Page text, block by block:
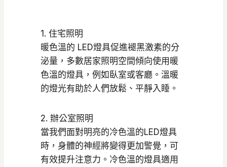
1. 住宅照明
暖色溫的 LED燈具促進褪黑激素的分
泌量，多數居家照明空間傾向使用暖
色溫的燈具，例如臥室或客廳。溫暖
的燈光有助於人們放鬆、平靜入睡。
2. 辦公室照明
當我們面對明亮的冷色溫的LED燈具
時，身體的神經將變得更加警覺，可
有效提升注意力。冷色溫的燈具適用